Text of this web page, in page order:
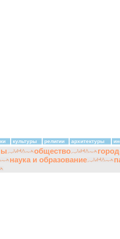
культуры религии архитектуры
общество
наука и образование